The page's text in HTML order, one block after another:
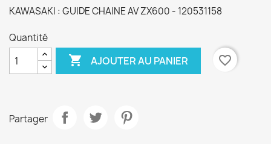
KAWASAKI : GUIDE CHAINE AV ZX600 - 120531158
Quantité
 AJOUTER AU PANIER favorite_border
Partager